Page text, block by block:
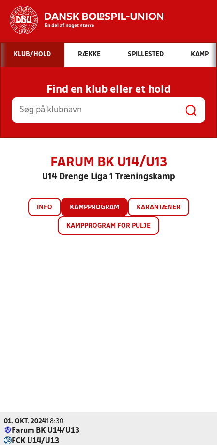
Hvad vil du søge efter?
INDHOLD OG NYHEDER
STILLINGER, RESULTATER, KLUBBER OG
HOLD
KLUB/HOLD RÆKKE SPILLESTED KAMP
Find en klub eller et hold
FARUM BK U14/U13
U14 Drenge Liga 1 Træningskamp
INFO KAMPPROGRAM KARANTÆNER
KAMPPROGRAM FOR PULJE
01. OKT. 202418:30
Farum BK U14/U13
FCK U14/U13